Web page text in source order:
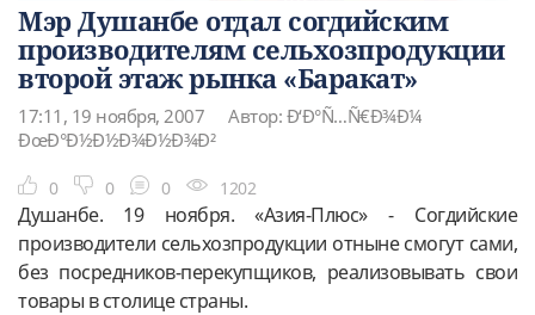
Мэр Душанбе отдал согдийским
производителям сельхозпродукции
второй этаж рынка «Баракат»
17:11, 19 ноября, 2007
Автор: Ð‘Ð°Ñ…Ñ€Ð¾Ð¼
ÐœÐ°Ð½Ð½Ð¾Ð½Ð¾Ð²
0 0 0 1202
Душанбе. 19 ноября. «Азия-Плюс» - Согдийские
производители сельхозпродукции отныне смогут сами,
без посредников-перекупщиков, реализовывать свои
товары в столице страны.